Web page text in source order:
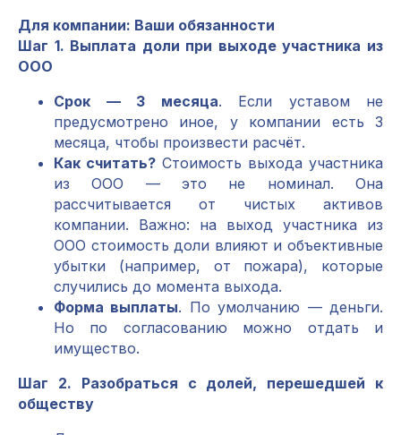
Для компании: Ваши обязанности
Шаг 1. Выплата доли при выходе участника из
ООО
Срок — 3 месяца. Если уставом не
предусмотрено иное, у компании есть 3
месяца, чтобы произвести расчёт.
Как считать? Стоимость выхода участника
из ООО — это не номинал. Она
рассчитывается от чистых активов
компании. Важно: на выход участника из
ООО стоимость доли влияют и объективные
убытки (например, от пожара), которые
случились до момента выхода.
Форма выплаты. По умолчанию — деньги.
Но по согласованию можно отдать и
имущество.
Шаг 2. Разобраться с долей, перешедшей к
обществу